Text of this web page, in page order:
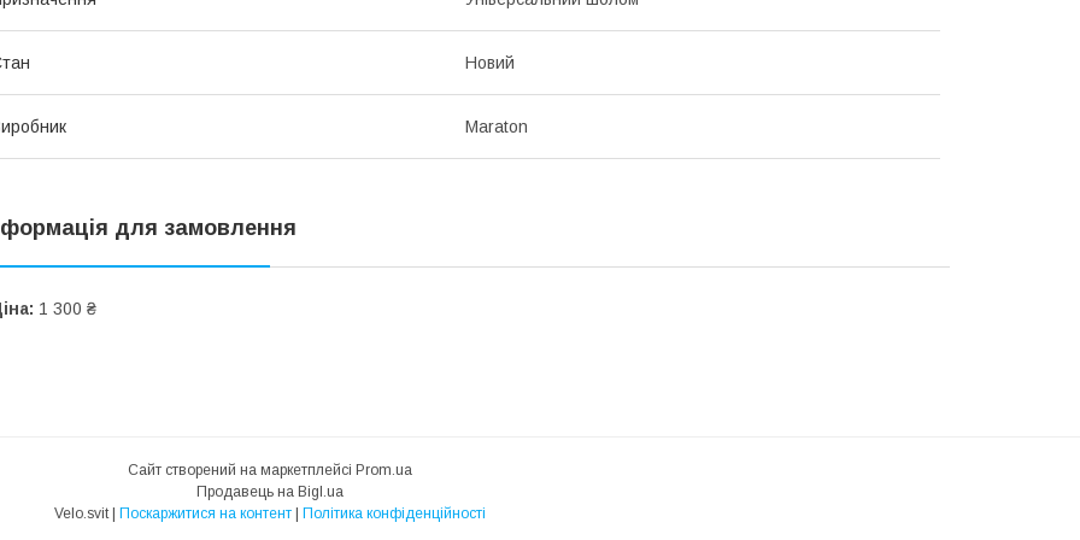
Новий
Maraton
для замовлення
1 300 ₴
Сайт створений на маркетплейсі Prom.ua
Продавець на Bigl.ua
Velo.svit | Поскаржитися на контент | Політика конфіденційності